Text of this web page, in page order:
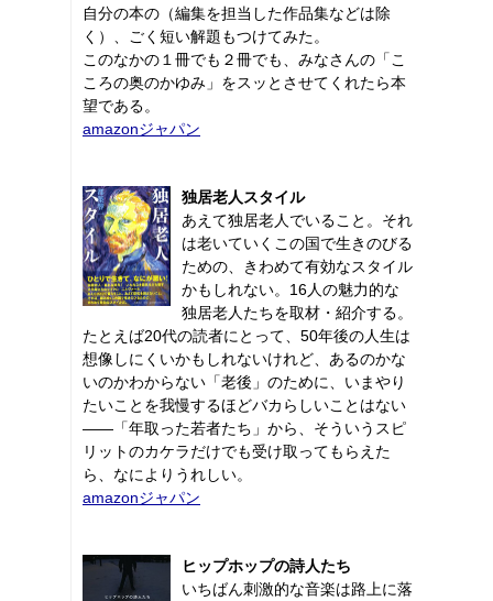
自分の本の（編集を担当した作品集などは除
く）、ごく短い解題もつけてみた。
このなかの１冊でも２冊でも、みなさんの「こ
ころの奥のかゆみ」をスッとさせてくれたら本
望である。
amazonジャパン
独居老人スタイル
あえて独居老人でいること。それ
は老いていくこの国で生きのびる
ための、きわめて有効なスタイル
かもしれない。16人の魅力的な
独居老人たちを取材・紹介する。
たとえば20代の読者にとって、50年後の人生は
想像しにくいかもしれないけれど、あるのかな
いのかわからない「老後」のために、いまやり
たいことを我慢するほどバカらしいことはない
――「年取った若者たち」から、そういうスピ
リットのカケラだけでも受け取ってもらえた
ら、なによりうれしい。
amazonジャパン
ヒップホップの詩人たち
いちばん刺激的な音楽は路上に落